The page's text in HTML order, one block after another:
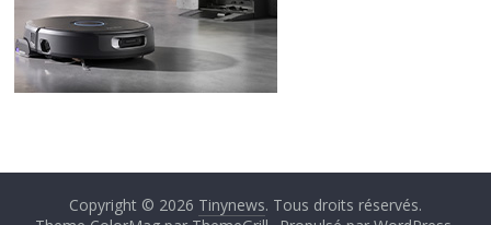
Copyright © 2026 Tinynews. Tous droits réservés.